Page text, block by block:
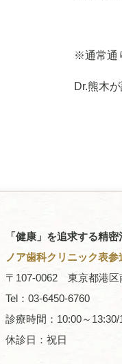
※通常通
Dr.熊木
「健康」を追求する精
ノア歯科クリニック表参
〒107-0062 東京都港区
Tel：03-6450-6760
診療時間：10:00～13:30/
休診日：祝日